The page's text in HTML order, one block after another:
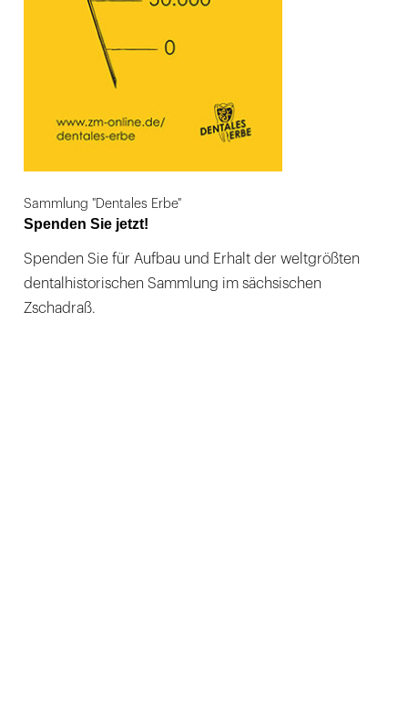
Sammlung "Dentales Erbe"
Spenden Sie jetzt!
Spenden Sie für Aufbau und Erhalt der weltgrößten
dentalhistorischen Sammlung im sächsischen
Zschadraß.